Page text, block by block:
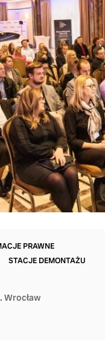
PRAWNE
STACJE DEMONTAŻU
Wrocław